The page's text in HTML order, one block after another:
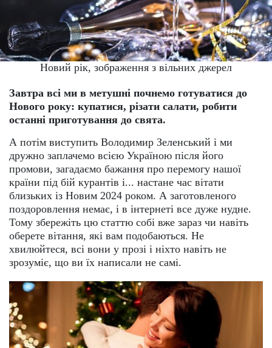
Новий рік, зображення з вільних джерел
Завтра всі ми в метушні почнемо готуватися до
Нового року: купатися, різати салати, робити
останні приготування до свята.
А потім виступить Володимир Зеленський і ми
дружно заплачемо всією Україною після його
промови, загадаємо бажання про перемогу нашої
країни під бій курантів і... настане час вітати
близьких із Новим 2024 роком. А заготовленого
поздоровлення немає, і в інтернеті все дуже нудне.
Тому збережіть цю статтю собі вже зараз чи навіть
оберете вітання, які вам подобаються. Не
хвилюйтеся, всі вони у прозі і ніхто навіть не
зрозуміє, що ви їх написали не самі.